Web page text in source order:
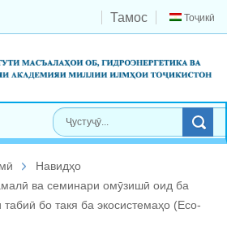
Тоҷикӣ
Тамос
Навидҳо
ва семинари омӯзишӣ оид ба
бо такя ба экосистемаҳо (Eco-